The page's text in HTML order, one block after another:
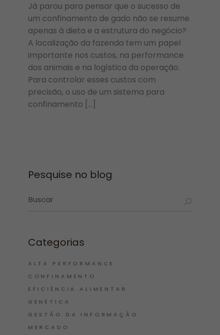
Já parou para pensar que o sucesso de
um confinamento de gado não se resume
apenas à dieta e a estrutura do negócio?
A localização da fazenda tem um papel
importante nos custos, na performance
dos animais e na logística da operação.
Para controlar esses custos com
precisão, o uso de um sistema para
confinamento […]
Pesquise no blog
Categorias
ALTA PERFORMANCE
CONFINAMENTO
EFICIÊNCIA ALIMENTAR
GENÉTICA
GESTÃO DA INFORMAÇÃO
MERCADO